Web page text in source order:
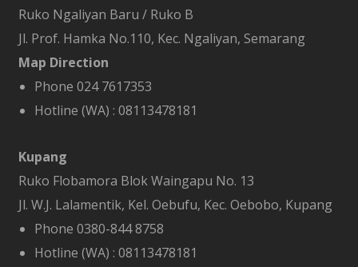
Ruko Ngaliyan Baru / Ruko B
Jl. Prof. Hamka No.110, Kec. Ngaliyan, Semarang
Map Direction
Phone 024 7617353
Hotline (WA) : 08113478181
Kupang
Ruko Flobamora Blok Waingapu No. 13
Jl. W.J. Lalamentik, Kel. Oebufu, Kec. Oebobo, Kupang
Phone 0380-844 8758
Hotline (WA) : 08113478181